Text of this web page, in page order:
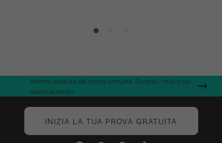
Amiamo restituire alla nostra comunità. Scoprite i modi in cui
stiamo aiutando.
INIZIA LA TUA PROVA GRATUITA